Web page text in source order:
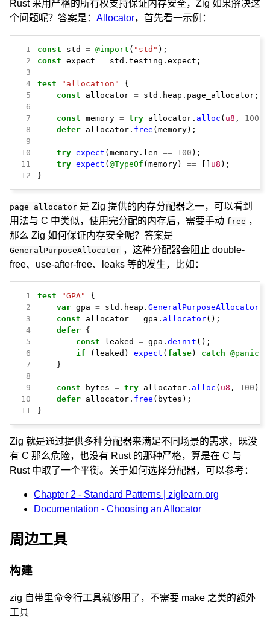
Rust 采用严格的所有权支持保证内存安全，Zig 如果解决这
个问题呢？答案是： Allocator，首先看一示例：
1 const std = @import ( "std" );
2
const expect =
std.testing.expect;
3
4
test "allocation"
{
5
const allocator =
std.heap.page_allocator;
6
7
const memory = try allocator. alloc ( u8 , 100
8
defer allocator. free (memory);
9
10
try expect (memory.len == 100 );
11
try expect ( @TypeOf (memory) == u8 );
12
}
page_allocator 是 Zig 提供的内存分配器之一，可以看到
用法与 C 中类似，使用完分配的内存后，需要手动 free ，
那么 Zig 如何保证内存安全呢？答案是
GeneralPurposeAllocator ，这种分配器会阻止 double-
free、use-after-free、leaks 等的发生，比如：
1 test "GPA"
{
2
var gpa = std.heap. GeneralPurposeAllocator
3
const allocator = gpa. allocator();
4
defer
{
5
const leaked = gpa. deinit ();
6
if (leaked) expect ( false) catch @panic
7
}
8
9
const bytes = try allocator. alloc ( u8 , 100 );
10
defer allocator. free (bytes);
11
}
Zig 就是通过提供多种分配器来满足不同场景的需求，既没
有 C 那么危险，也没有 Rust 的那种严格，算是在 C 与
Rust 中取了一个平衡。关于如何选择分配器，可以参考：
Chapter 2 - Standard Patterns | ziglearn.org
Documentation - Choosing an Allocator
周边工具
构建
zig 自带里命令行工具就够用了，不需要 make 之类的额外
工具